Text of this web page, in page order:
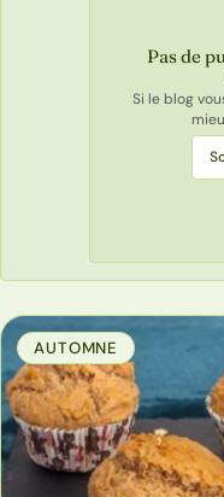
Pas de
Si le blog
AUTOMNE